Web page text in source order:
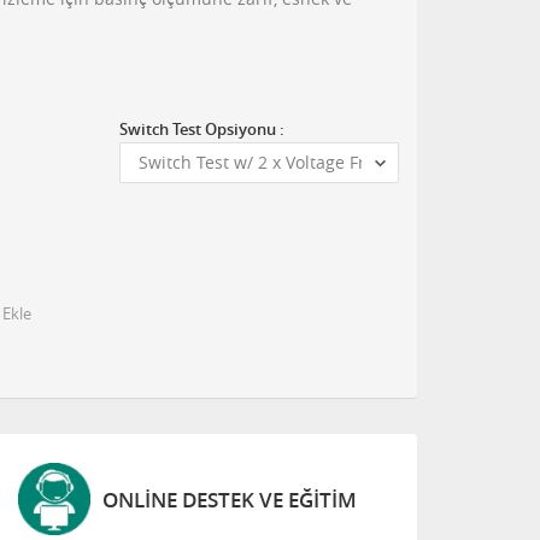
Switch Test Opsiyonu :
ONLINE DESTEK VE EĞITIM